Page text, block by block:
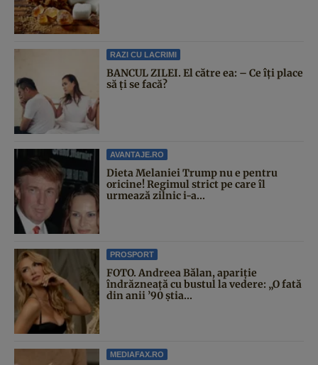
RAZI CU LACRIMI
BANCUL ZILEI. El către ea: – Ce îți place
să ți se facă?
AVANTAJE.RO
Dieta Melaniei Trump nu e pentru
oricine! Regimul strict pe care îl
urmează zilnic i-a...
PROSPORT
FOTO. Andreea Bălan, apariție
îndrăzneață cu bustul la vedere: „O fată
din anii ’90 știa...
MEDIAFAX.RO